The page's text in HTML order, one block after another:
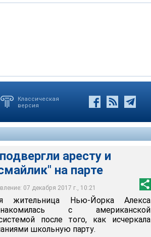
Классическая
версия
аресту и
на парте
07 декабря 2017 г., 10:21
аресту, заковав ее в
к 8 часам
в рамках учебной программы
жительница Нью-Йорка Алекса
с американской
после того, как исчеркала
школьную парту.